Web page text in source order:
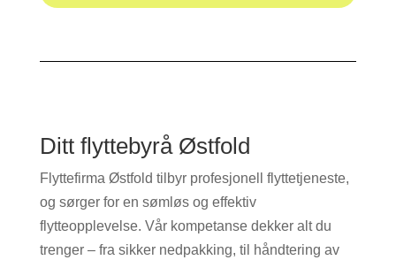
Ditt flyttebyrå Østfold
Flyttefirma Østfold tilbyr profesjonell flyttetjeneste,
og sørger for en sømløs og effektiv
flytteopplevelse. Vår kompetanse dekker alt du
trenger – fra sikker nedpakking, til håndtering av